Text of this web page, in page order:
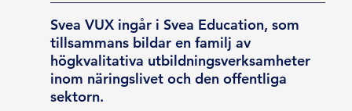
Svea VUX ingår i Svea Education, som
tillsammans bildar en familj av
högkvalitativa utbildningsverksamheter
inom näringslivet och den offentliga
sektorn.